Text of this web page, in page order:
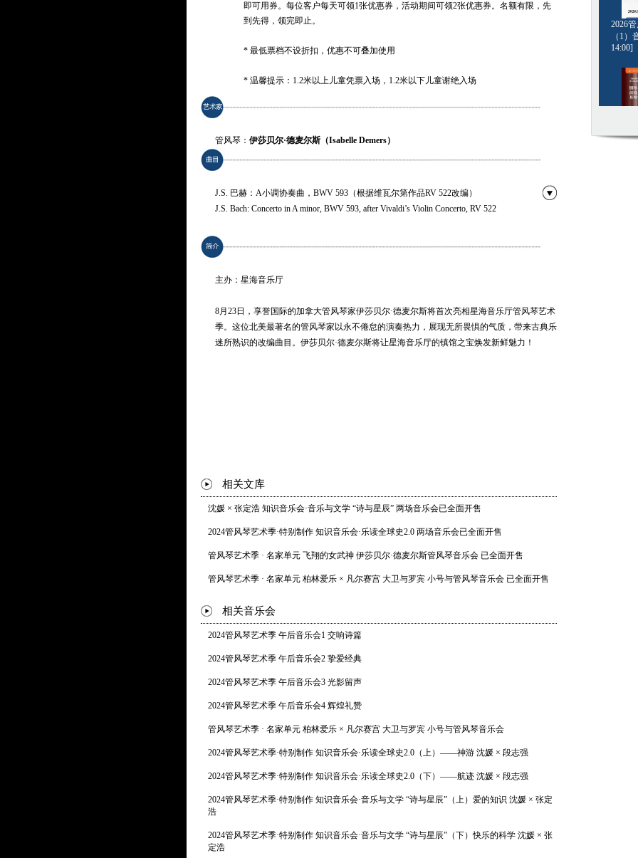
即可用券。每位客户每天可领1张优惠券，活动期间可领2张优惠券。名额有限，先
到先得，领完即止。
* 最低票档不设折扣，优惠不可叠加使用
* 温馨提示：1.2米以上儿童凭票入场，1.2米以下儿童谢绝入场
管风琴： 伊莎贝尔·德麦尔斯（Isabelle Demers）
J.S. 巴赫：A小调协奏曲，BWV 593（根据维瓦尔第作品RV 522改编）
J.S. Bach: Concerto in A minor, BWV 593, after Vivaldi’s Violin Concerto, RV 522
乔治·撒尔本-鲍尔：帕格尼尼主题变奏曲
George Thalben-Ball: Variations on a Theme by Paganini
斯美塔那（德麦尔斯 改编）：沃尔塔瓦河，选自《我的祖国》
瓦格纳（埃德温·勒马尔 改编）：飞翔的女武神
Wagner (arr. Edwin Lemare): Ride of the Valkyries
主办：星海音乐厅
8月23日，享誉国际的加拿大管风琴家伊莎贝尔·德麦尔斯将首次亮相星海音乐厅管风琴艺术
季。这位北美最著名的管风琴家以永不倦怠的演奏热力，展现无所畏惧的气质，带来古典乐
迷所熟识的改编曲目。伊莎贝尔·德麦尔斯将让星海音乐厅的镇馆之宝焕发新鲜魅力！
相关文库
沈媛 × 张定浩 知识音乐会·音乐与文学 “诗与星辰” 两场音乐会已全面开售
2024管风琴艺术季·特别制作 知识音乐会·乐读全球史2.0 两场音乐会已全面开售
管风琴艺术季 · 名家单元 飞翔的女武神 伊莎贝尔·德麦尔斯管风琴音乐会 已全面开售
管风琴艺术季 · 名家单元 柏林爱乐 × 凡尔赛宫 大卫与罗宾 小号与管风琴音乐会 已全面开售
相关音乐会
2024管风琴艺术季 午后音乐会1 交响诗篇
2024管风琴艺术季 午后音乐会2 挚爱经典
2024管风琴艺术季 午后音乐会3 光影留声
2024管风琴艺术季 午后音乐会4 辉煌礼赞
管风琴艺术季 · 名家单元 柏林爱乐 × 凡尔赛宫 大卫与罗宾 小号与管风琴音乐会
2024管风琴艺术季·特别制作 知识音乐会·乐读全球史2.0（上）——神游 沈媛 × 段志强
2024管风琴艺术季·特别制作 知识音乐会·乐读全球史2.0（下）——航迹 沈媛 × 段志强
2024管风琴艺术季·特别制作 知识音乐会·音乐与文学 “诗与星辰”（上）爱的知识 沈媛 × 张定
浩
2024管风琴艺术季·特别制作 知识音乐会·音乐与文学 “诗与星辰”（下）快乐的科学 沈媛 × 张
定浩
2026
（1）
14:00]
钢琴
·格斯